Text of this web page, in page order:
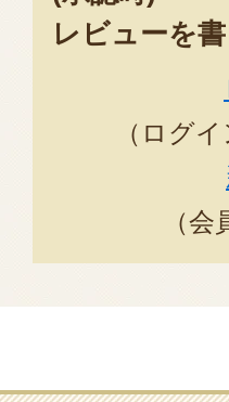
レビューを
（ログ
（